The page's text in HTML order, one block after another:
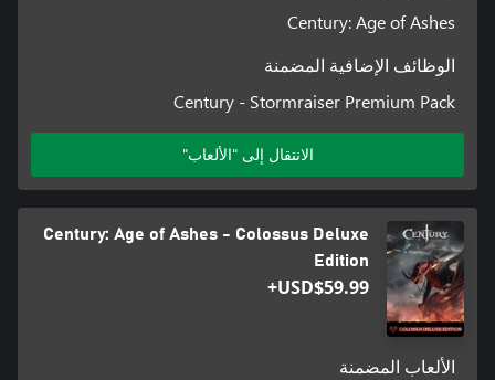
Century: Age of Ashes
الوظائف الإضافية المضمنة
Century - Stormraiser Premium Pack
الانتقال إلى "الألعاب"
Century: Age of Ashes - Colossus Deluxe
Edition
USD$59.99+
الألعاب المضمنة